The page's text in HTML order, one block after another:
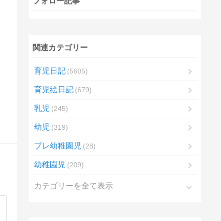
関連カテゴリー
育児日記 5605
育児絵日記 679
乳児 245
幼児 319
プレ幼稚園児 28
幼稚園児 209
カテゴリーを全て表示